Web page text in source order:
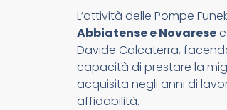
L’attività delle Pompe
Abbiatense e Novarese
Davide Calcaterra,
capacità di prestare la
acquisita negli anni di
affidabilità.